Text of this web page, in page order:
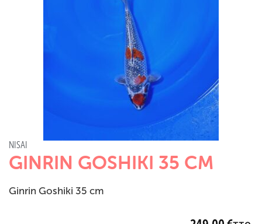
NISAI
GINRIN GOSHIKI 35 CM
Ginrin Goshiki 35 cm